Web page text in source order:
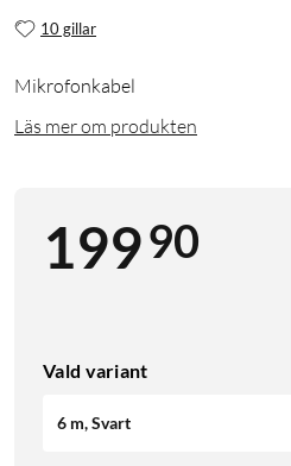
10 gillar
Mikrofonkabel
Läs mer om produkten
19990
Vald variant
6 m, Svart